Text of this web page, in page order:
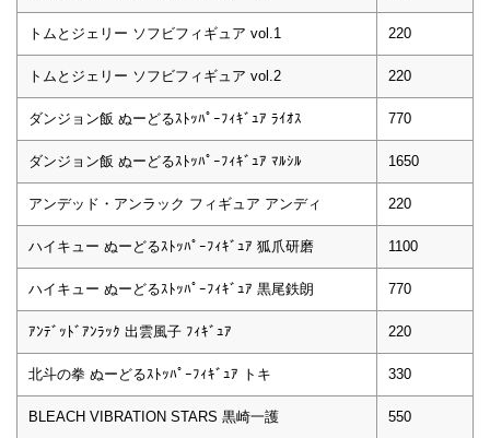
トムとジェリー ソフビフィギュア vol.1 220
トムとジェリー ソフビフィギュア vol.2 220
ダンジョン飯 ぬーどるｽﾄｯﾊﾟｰﾌｨｷﾞｭｱ ﾗｲｵｽ 770
ダンジョン飯 ぬーどるｽﾄｯﾊﾟｰﾌｨｷﾞｭｱ ﾏﾙｼﾙ 1650
アンデッド・アンラック フィギュア アンディ 220
ハイキュー ぬーどるｽﾄｯﾊﾟｰﾌｨｷﾞｭｱ 狐爪研磨 1100
ハイキュー ぬーどるｽﾄｯﾊﾟｰﾌｨｷﾞｭｱ 黒尾鉄朗 770
ｱﾝﾃﾞｯﾄﾞｱﾝﾗｯｸ 出雲風子 ﾌｨｷﾞｭｱ 220
北斗の拳 ぬーどるｽﾄｯﾊﾟｰﾌｨｷﾞｭｱ トキ 330
BLEACH VIBRATION STARS 黒崎一護 550